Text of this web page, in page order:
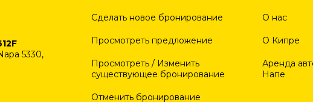
5330,
Сделать новое бронирование
Просмотреть предложение
Просмотреть / Изменить
существующее бронирование
Отменить бронирование
О нас
О Кипре
Аренда
Напе